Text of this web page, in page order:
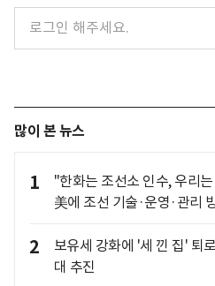
많이 본 뉴스
1
"한화는 조선소 인수, 우리
美에 조선 기술·운영·관리
2
보유세 강화에 '세 낀 집' 퇴
대 추진